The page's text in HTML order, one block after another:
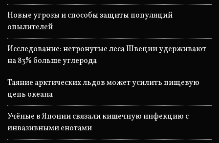
Новые угрозы и способы защиты популяций
опылителей
Исследование: нетронутые леса Швеции удерживают
на 83% больше углерода
Таяние арктических льдов может усилить пищевую
цепь океана
Учёные в Японии связали кишечную инфекцию с
инвазивными енотами